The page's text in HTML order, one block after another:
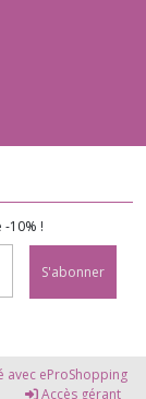
10% !
S'abonner
avec eProShopping
Accès gérant